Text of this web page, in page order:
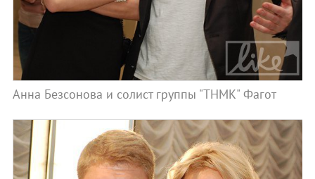
Анна Безсонова и солист группы "ТНМК" Фагот